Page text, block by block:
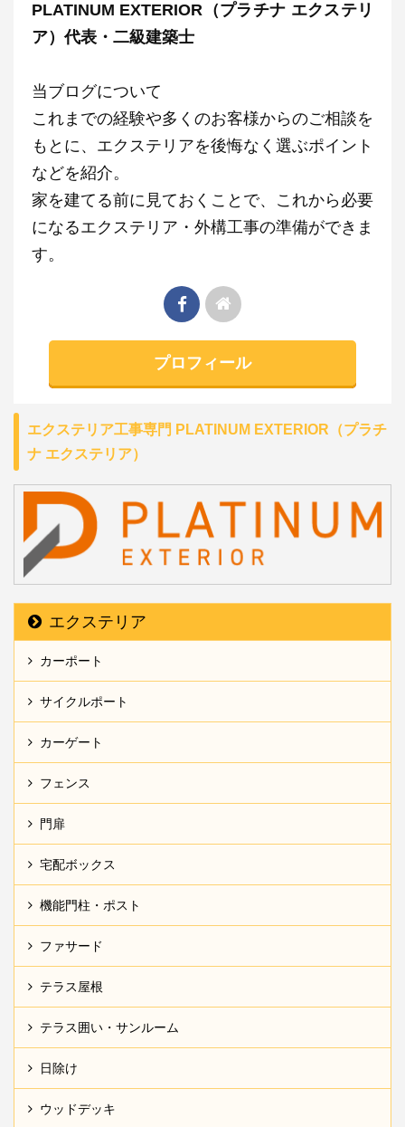
PLATINUM EXTERIOR（プラチナ エクステリ
ア）代表・二級建築士
当ブログについて
これまでの経験や多くのお客様からのご相談を
もとに、エクステリアを後悔なく選ぶポイント
などを紹介。
家を建てる前に見ておくことで、これから必要
になるエクステリア・外構工事の準備ができま
す。
プロフィール
エクステリア工事専門 PLATINUM EXTERIOR（プラチ
ナ エクステリア）
エクステリア
カーポート
サイクルポート
カーゲート
フェンス
門扉
宅配ボックス
機能門柱・ポスト
ファサード
テラス屋根
テラス囲い・サンルーム
日除け
ウッドデッキ